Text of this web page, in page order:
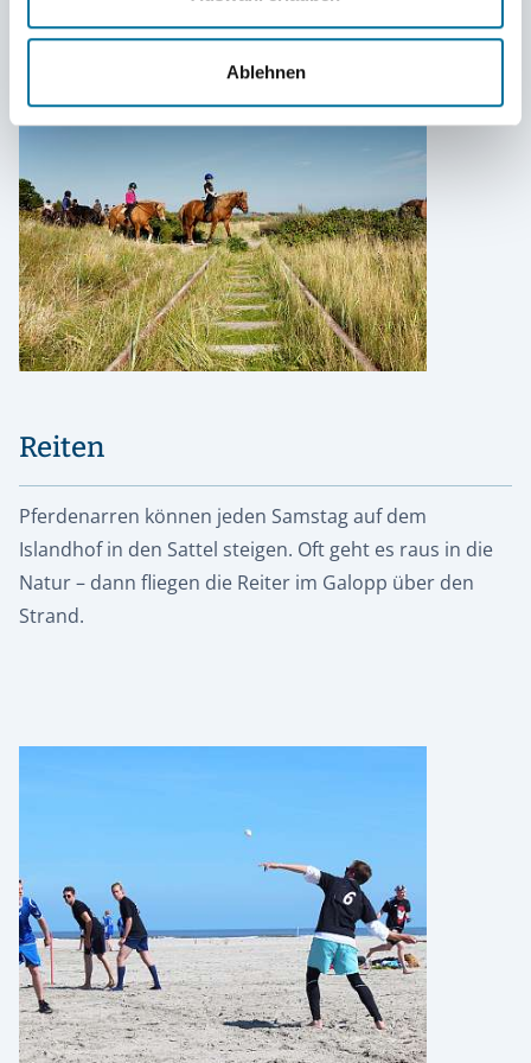
Ablehnen
Reiten
Pferdenarren können jeden Samstag auf dem
Islandhof in den Sattel steigen. Oft geht es raus in die
Natur – dann fliegen die Reiter im Galopp über den
Strand.